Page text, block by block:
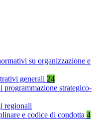
su organizzazione e
generali 24
programmazione strategico-
regionali
e codice di condotta 4